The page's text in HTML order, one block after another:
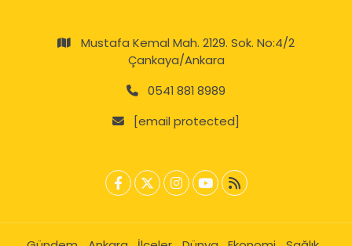
Mustafa Kemal Mah. 2129. Sok. No:4/2
Çankaya/Ankara
0541 881 8989
[email protected]